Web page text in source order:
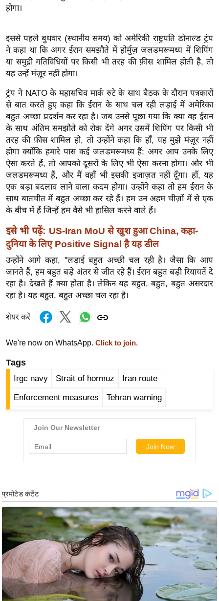
फ
नो
रं
ज
न
ग
त
बॉ
ली
वु
ड
हॉ
ली
वु
फि
ल्म
स
मी
क्षा
B
e
k
i
n
N
स्टा
इ
टे
क्नॉ
लॉ
जी
ब्यू
टी
होगा।
इससे पहले बुधवार (स्थानीय समय) को अमेरिकी राष्ट्रपति डोनाल्ड ट्रंप
ने कहा था कि अगर ईरान समझौते में होर्मुज़ जलडमरूमध्य में शिपिंग
या समुद्री गतिविधियों पर किसी भी तरह की फ़ीस शामिल होती है, तो
यह उन्हें मंज़ूर नहीं होगा।
ट्रंप ने NATO के महासचिव मार्क रुटे के साथ बैठक के दौरान पत्रकारों
से बात करते हुए कहा कि ईरान के साथ चल रही लड़ाई में अमेरिका
बहुत अच्छा प्रदर्शन कर रहा है। जब उनसे पूछा गया कि क्या वह ईरान
के साथ अंतिम समझौते को रोक देंगे अगर उसमें शिपिंग पर किसी भी
तरह की फ़ीस शामिल हो, तो उन्होंने कहा कि हाँ, यह मुझे मंज़ूर नहीं
होगा क्योंकि हमारे पास कई जलडमरूमध्य हैं; अगर आप उनके लिए
ऐसा करते हैं, तो आपको दूसरों के लिए भी ऐसा करना होगा। और भी
जलडमरूमध्य हैं, और मैं वहाँ भी इसकी इजाज़त नहीं दूँगा। हाँ, यह
एक बड़ा बदलाव लाने वाला कदम होगा। उन्होंने कहा तो हम ईरान के
साथ बातचीत में बहुत अच्छा कर रहे हैं। हम उन अहम चीज़ों में से एक
के बीच में हैं जिन्हें हम वैसे भी हासिल करने वाले हैं।
इसे भी पढ़ें: US-Iran MoU से खुश हुआ China, कहा-
दुनिया के लिए Positive Signal है यह डील
उन्होंने आगे कहा, "लड़ाई बहुत अच्छी चल रही है। जैसा कि आप
जानते हैं, हम बहुत बड़े अंतर से जीत रहे हैं। ईरान बहुत बड़ी रियायतें दे
रहा है। देखते हैं क्या होता है। लेकिन यह बहुत, बहुत, बहुत असरदार
रहा है। यह बहुत, बहुत अच्छा चल रहा है।
शेयर करें
We're now on WhatsApp. Click to join.
Tags
Irgc navy Strait of hormuz Iran route
Enforcement measures Tehran warning